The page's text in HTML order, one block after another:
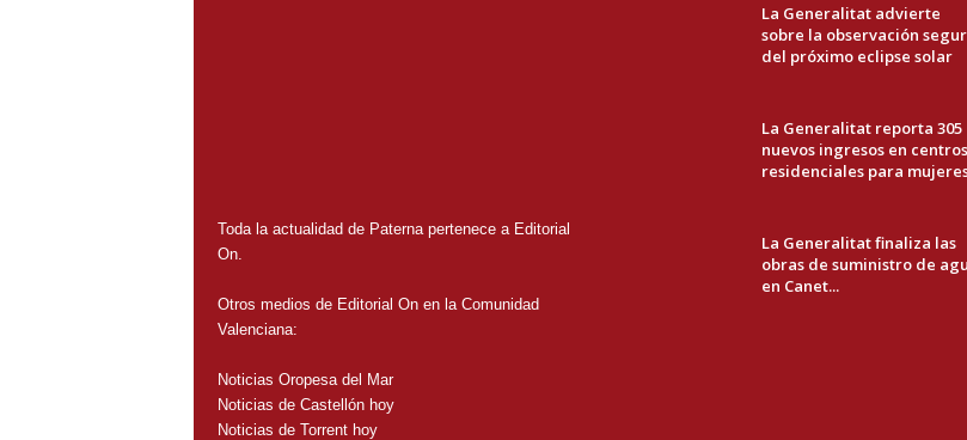
Toda la actualidad de Paterna pertenece a Editorial
On.
Otros medios de Editorial On en la Comunidad
Valenciana:
Noticias Oropesa del Mar
Noticias de Castellón hoy
Noticias de Torrent hoy
La Generalitat advierte
sobre la observación
del próximo eclipse solar
La Generalitat reporta 305
nuevos ingresos en centros
residenciales para
La Generalitat finaliza las
obras de suministro de
en Canet...